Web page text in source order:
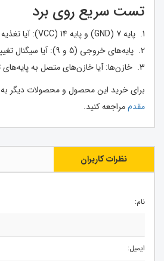
تست سریع روی برد
1. پایه 7 (GND) و پایه 14 (VCC): آیا تغذیه درست است؟
2. پایه‌های خروجی (5 و 9): آیا سیگنال تغییر می‌کند؟
3. خازن‌ها: آیا خازن‌های متصل به پایه‌های تایمینگ نشتی ندارند؟
برای خرید این محصول و محصولات دیگر به
مقدممراجعه کنید.
نظرات کاربران
نام:
ایمیل: